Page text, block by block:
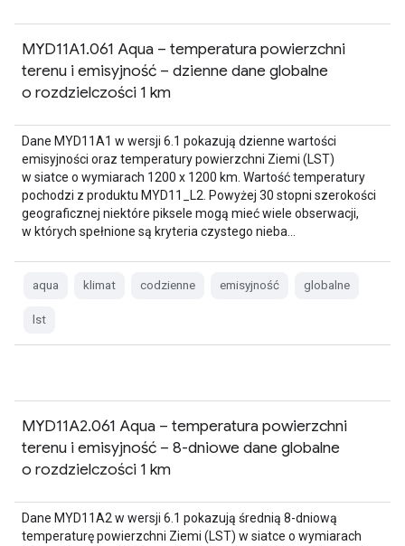
MYD11A1.061 Aqua – temperatura powierzchni
terenu i emisyjność – dzienne dane globalne
o rozdzielczości 1 km
Dane MYD11A1 w wersji 6.1 pokazują dzienne wartości
emisyjności oraz temperatury powierzchni Ziemi (LST)
w siatce o wymiarach 1200 x 1200 km. Wartość temperatury
pochodzi z produktu MYD11_L2. Powyżej 30 stopni szerokości
geograficznej niektóre piksele mogą mieć wiele obserwacji,
w których spełnione są kryteria czystego nieba…
aqua klimat codzienne emisyjność globalne
lst
MYD11A2.061 Aqua – temperatura powierzchni
terenu i emisyjność – 8-dniowe dane globalne
o rozdzielczości 1 km
Dane MYD11A2 w wersji 6.1 pokazują średnią 8-dniową
temperaturę powierzchni Ziemi (LST) w siatce o wymiarach